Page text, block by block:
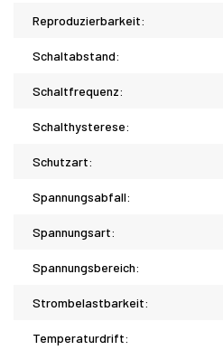
Reproduzierbarkeit:
Schaltabstand:
Schaltfrequenz:
Schalthysterese:
Schutzart:
Spannungsabfall:
Spannungsart:
Spannungsbereich:
Strombelastbarkeit:
Temperaturdrift: